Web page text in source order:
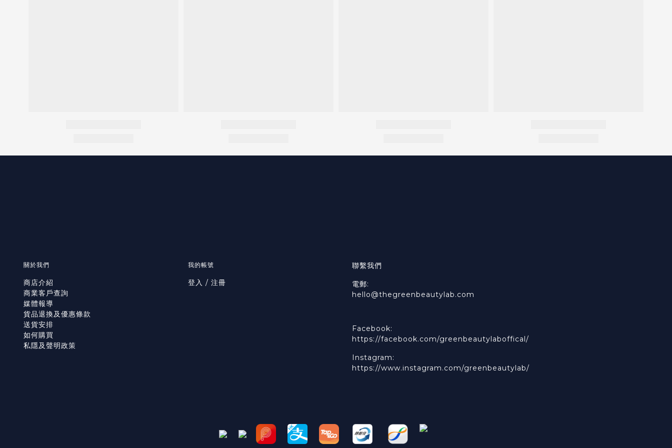
關於我們
商店介紹
商業客戶查詢
媒體報導
貨品退換及優惠條款
送貨安排
如何購買
私隱及聲明政策
我的帳號
登入 / 注冊
聯繫我們
電郵:
hello@thegreenbeautylab.com
Facebook:
https://facebook.com/greenbeautylaboffical/
Instagram:
https://www.instagram.com/greenbeautylab/